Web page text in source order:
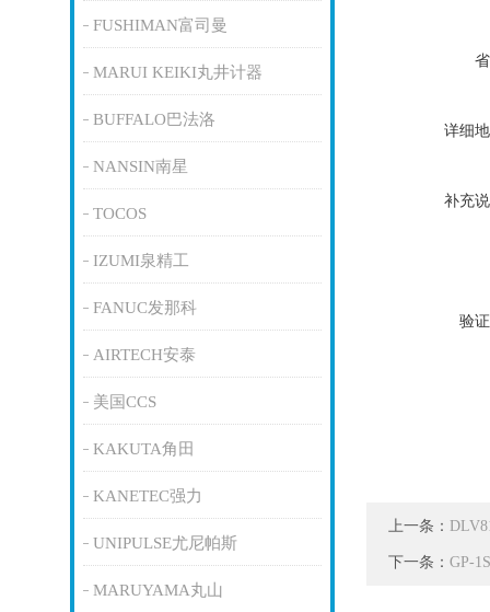
FUSHIMAN富司曼
MARUI KEIKI丸井计器
BUFFALO巴法洛
NANSIN南星
TOCOS
IZUMI泉精工
FANUC发那科
AIRTECH安泰
美国CCS
KAKUTA角田
KANETEC强力
UNIPULSE尤尼帕斯
MARUYAMA丸山
详细
补充
验
上一条：
下一条： GP-